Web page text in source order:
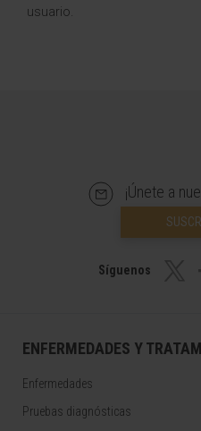
usuario.
¡Únete a
Síguenos
ENFERMEDADES Y
Enfermedades
Pruebas diagnósticas